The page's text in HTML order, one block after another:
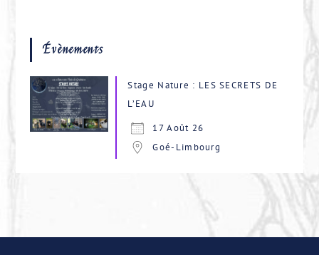
Évènements
Stage Nature : LES SECRETS DE
L’EAU
17 Août 26
Goé-Limbourg